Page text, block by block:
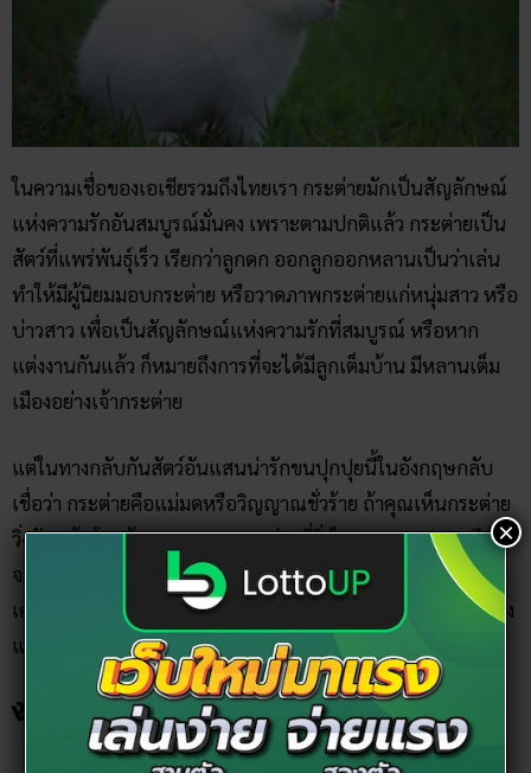
ในความเชื่อของเอเชียรวมถึงไทยเรา กระต่ายมักเป็นสัญลักษณ์
แห่งความรักอันสมบูรณ์มั่นคง เพราะตามปกติแล้ว กระต่ายเป็น
สัตว์ที่แพร่พันธุ์เร็ว เรียกว่าลูกดก ออกลูกออกหลานเป็นว่าเล่น
ทำให้มีผู้นิยมมอบกระต่าย หรือวาดภาพกระต่ายแก่หนุ่มสาว หรือ
บ่าวสาว เพื่อเป็นสัญลักษณ์แห่งความรักที่สมบูรณ์ หรือหาก
แต่งงานกันแล้ว ก็หมายถึงการที่จะได้มีลูกเต็มบ้าน มีหลานเต็ม
เมืองอย่างเจ้ากระต่าย
แต่ในทางกลับกันสัตว์อันแสนน่ารักขนปุกปุยนี้ในอังกฤษกลับ
เชื่อว่า กระต่ายคือแม่มดหรือวิญญาณชั่วร้าย ถ้าคุณเห็นกระต่าย
วิ่งตัดหน้า โชคร้ายจะตามมา กระต่ายที่วิ่งไปตามถนนหมายถึงไฟ
จะไหม้บ้านใกล้ ๆ และมีข้อห้ามยิงกระต่ายดำเพราะจะทำให้
เคราะห์ร้าย รวมถึงถ้ากระต่ายขาวอยู่ข้างเรือ จะเป็นลางร้ายอย่าง
แรงมากขนาดที่กัปตันเลื่อนหรือยกเลิกการเดินเรือเลยทีเดียว
งู
×